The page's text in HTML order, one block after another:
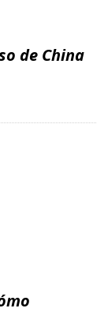
de China